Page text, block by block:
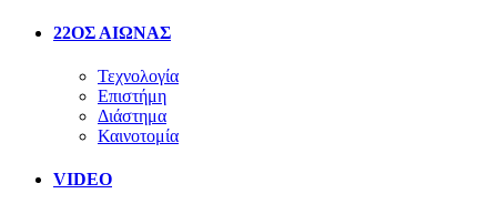
22ΟΣ ΑΙΩΝΑΣ
Τεχνολογία
Επιστήμη
Διάστημα
Καινοτομία
VIDEO